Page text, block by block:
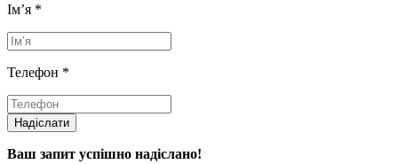
Імʼя *
Телефон *
Надіслати
Ваш запит успішно надіслано!